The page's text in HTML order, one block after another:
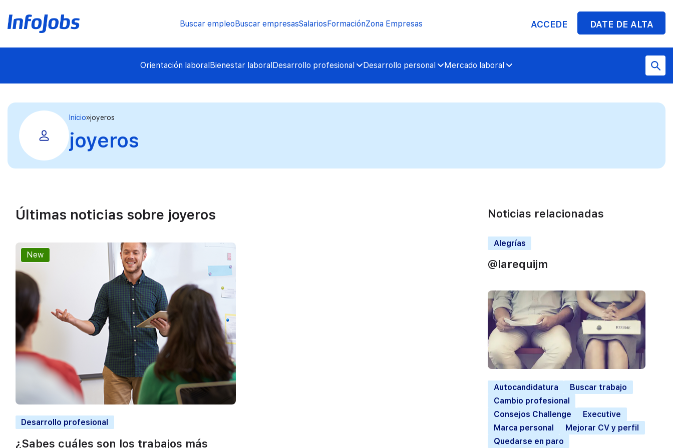
Buscar empleoBuscar empresasSalariosFormaciónZona Empresas ACCEDE DATE DE ALTA
Orientación laboralBienestar laboralDesarrollo profesional Desarrollo personal Mercado laboral
Inicio joyeros
joyeros
Últimas noticias sobre joyeros
New
Desarrollo profesional
¿Sabes cuáles son los trabajos más
Noticias relacionadas
Alegrías
@larequijm
Autocandidatura
Buscar trabajo
Cambio profesional
Consejos Challenge
Executive
Marca personal
Mejorar CV y perfil
Quedarse en paro